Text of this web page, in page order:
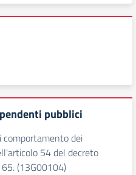
pubblici
comportamento dei
54 del decreto
(13G00104)